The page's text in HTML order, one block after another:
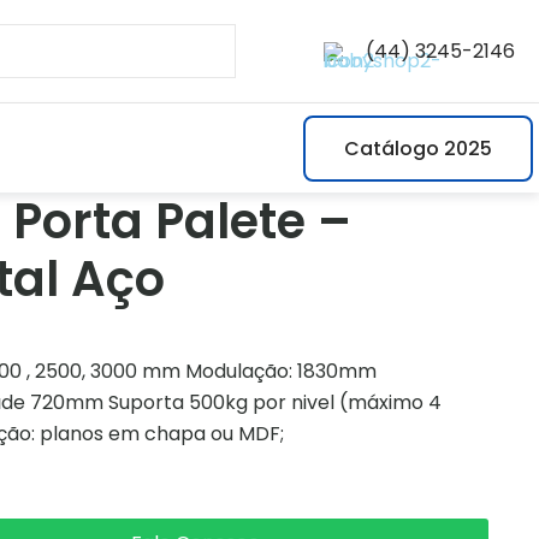
(44) 3245-2146
Catálogo 2025
Palete –
Aço
, 2500, 3000 mm Modulação: 1830mm
720mm Suporta 500kg por nivel (máximo 4
planos em chapa ou MDF;